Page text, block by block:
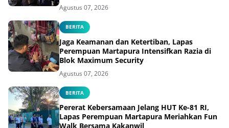
Agustus 07, 2026
BERITA
Jaga Keamanan dan Ketertiban, Lapas
Perempuan Martapura Intensifkan Razia di
Blok Maximum Security
Agustus 07, 2026
BERITA
Pererat Kebersamaan Jelang HUT Ke-81 RI,
Lapas Perempuan Martapura Meriahkan Fun
Walk Bersama Kakanwil